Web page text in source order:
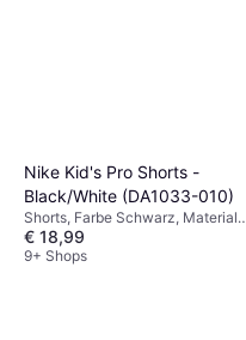
Nike Kid's Pro Shorts -
Black/White (DA1033-010)
Shorts, Farbe Schwarz, Material
Elastan/Lycra/Spandex, Polyester,
Einfarbig
€ 18,99
9+ Shops